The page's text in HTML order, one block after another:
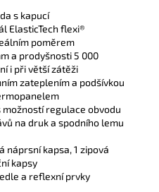
s kapucí
ElasticTech flexi®
poměrem
a prodyšnosti 5 000
i při větší zátěži
zateplením a podšívkou
regulace obvodu
na druk a spodního lemu
náprsní kapsa, 1 zipová
kapsy
a reflexní prvky